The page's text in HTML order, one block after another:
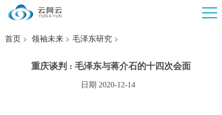
首页 领袖未来 毛泽东研究
重庆谈判 : 毛泽东与蒋介石的十四次会面
日期 2020-12-14